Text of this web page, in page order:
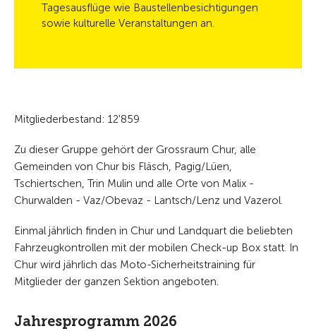
Tagesausflüge wie Baustellenbesichtigungen
sowie kulturelle Veranstaltungen an.
Mitgliederbestand: 12'859
Zu dieser Gruppe gehört der Grossraum Chur, alle
Gemeinden von Chur bis Fläsch, Pagig/Lüen,
Tschiertschen, Trin Mulin und alle Orte von Malix -
Churwalden - Vaz/Obevaz - Lantsch/Lenz und Vazerol.
Einmal jährlich finden in Chur und Landquart die beliebten
Fahrzeugkontrollen mit der mobilen Check-up Box statt. In
Chur wird jährlich das Moto-Sicherheitstraining für
Mitglieder der ganzen Sektion angeboten.
Jahresprogramm 2026